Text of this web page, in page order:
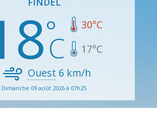
30°C
17°C
Ouest 6 km/h
Dimanche 09 août 2026 à 07h25